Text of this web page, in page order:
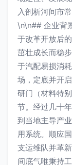
入剖析河间市
\n\n## 企业背
于改革开放后
茁壮成长而稳
于汽配易损消
场，定底并开
研门（材料特
节。经过几十
到当地主导产
用系统。顺应
支运维队并革
间底气唯秉持